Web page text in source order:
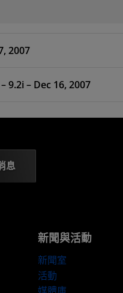
2007
9.2i – Dec 16, 2007
息
新聞與活動
新聞室
活動